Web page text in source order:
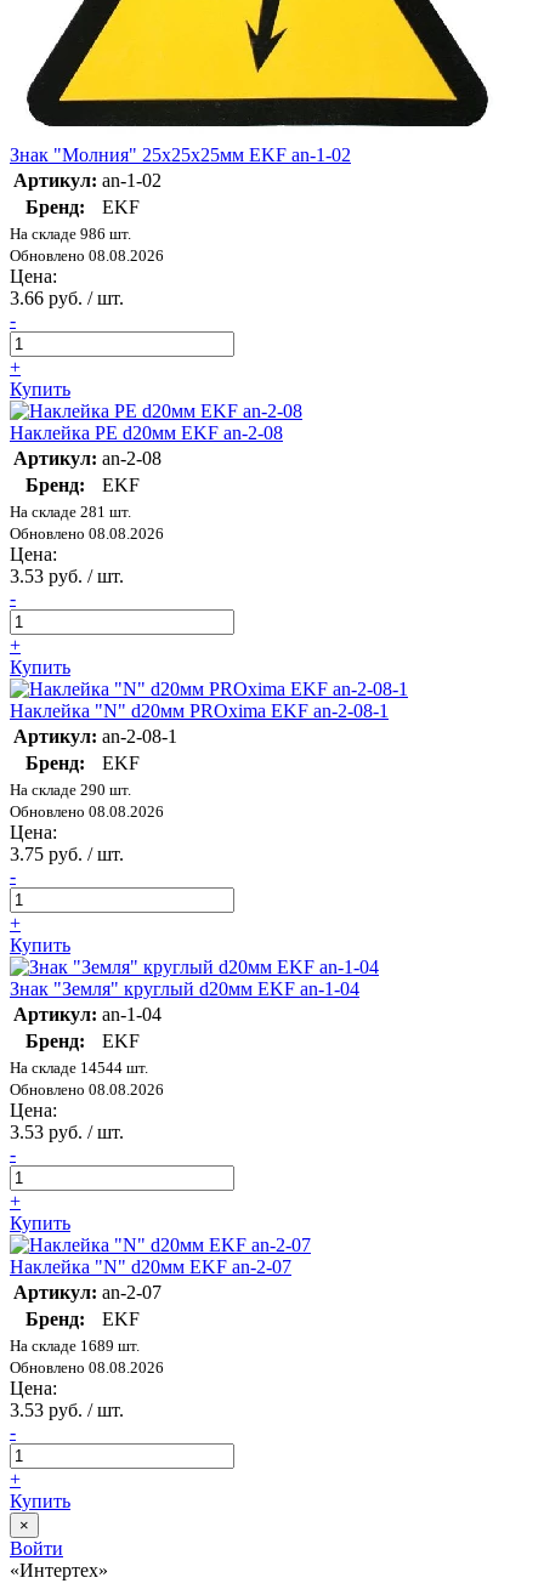
Знак "Молния" 25х25х25мм EKF an-1-02
Артикул: an-1-02
Бренд:
EKF
На складе 986 шт.
Обновлено 08.08.2026
Цена:
3.66 руб. / шт.
-
+
Купить
Наклейка PE d20мм EKF an-2-08
Артикул: an-2-08
Бренд:
EKF
На складе 281 шт.
Обновлено 08.08.2026
Цена:
3.53 руб. / шт.
-
+
Купить
Наклейка "N" d20мм PROxima EKF an-2-08-1
Артикул: an-2-08-1
Бренд:
EKF
На складе 290 шт.
Обновлено 08.08.2026
Цена:
3.75 руб. / шт.
-
+
Купить
Знак "Земля" круглый d20мм EKF an-1-04
Артикул: an-1-04
Бренд:
EKF
На складе 14544 шт.
Обновлено 08.08.2026
Цена:
3.53 руб. / шт.
-
+
Купить
Наклейка "N" d20мм EKF an-2-07
Артикул: an-2-07
Бренд:
EKF
На складе 1689 шт.
Обновлено 08.08.2026
Цена:
3.53 руб. / шт.
-
+
Купить
×
Войти
«Интертех»